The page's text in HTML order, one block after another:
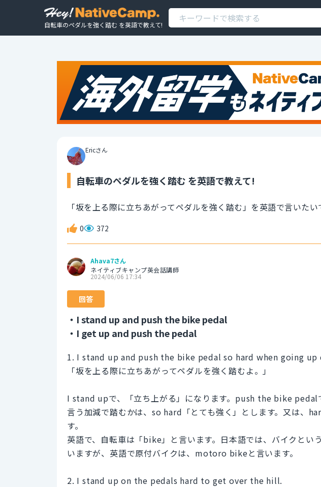
自転車のペダルを強く踏む を英語で教えて!
Ericさん
自転車のペダルを強く踏む を英語で教えて!
「坂を上る際に立ちあがってペダルを強く踏む」を英語で言いたい
0 372
Ahava7さん
ネイティブキャンプ英会話講師
2024/06/06 17:34
回答
・I stand up and push the bike pedal
・I get up and push the pedal
1. I stand up and push the bike pedal so hard when going
「坂を上る際に立ちあがってペダルを強く踏むよ。」
I stand upで、「立ち上がる」になります。push the bike pedal
言う加減で踏むかは、so hard「とても強く」とします。又は、
す。
英語で、自転車は「bike」と言います。日本語では、バイクとい
いますが、英語で原付バイクは、motoro bikeと言います。
2. I stand up on the pedals hard to get over the hill.